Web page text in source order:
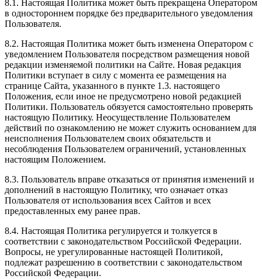
8.1. Настоящая Политика может быть прекращена Оператором
в одностороннем порядке без предварительного уведомления
Пользователя.
8.2. Настоящая Политика может быть изменена Оператором с
уведомлением Пользователя посредством размещения новой
редакции изменяемой политики на Сайте. Новая редакция
Политики вступает в силу с момента ее размещения на
странице Сайта, указанного в пункте 1.3. настоящего
Положения, если иное не предусмотрено новой редакцией
Политики. Пользователь обязуется самостоятельно проверять
настоящую Политику. Неосуществление Пользователем
действий по ознакомлению не может служить основанием для
неисполнения Пользователем своих обязательств и
несоблюдения Пользователем ограничений, установленных
настоящим Положением.
8.3. Пользователь вправе отказаться от принятия изменений и
дополнений в настоящую Политику, что означает отказ
Пользователя от использования всех Сайтов и всех
предоставленных ему ранее прав.
8.4. Настоящая Политика регулируется и толкуется в
соответствии с законодательством Российской Федерации.
Вопросы, не урегулированные настоящей Политикой,
подлежат разрешению в соответствии с законодательством
Российской Федерации.